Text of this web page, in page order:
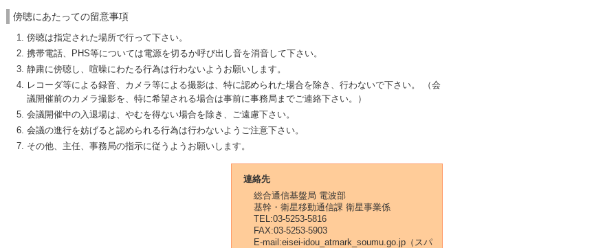
傍聴にあたっての留意事項
傍聴は指定された場所で行って下さい。
携帯電話、PHS等については電源を切るか呼び出し音を消音して下さい。
静粛に傍聴し、喧噪にわたる行為は行わないようお願いします。
レコーダ等による録音、カメラ等による撮影は、特に認められた場合を除き、行わないで下さい。 （会
議開催前のカメラ撮影を、特に希望される場合は事前に事務局までご連絡下さい。）
会議開催中の入退場は、やむを得ない場合を除き、ご遠慮下さい。
会議の進行を妨げると認められる行為は行わないようご注意下さい。
その他、主任、事務局の指示に従うようお願いします。
連絡先
総合通信基盤局 電波部
基幹・衛星移動通信課 衛星事業係
TEL:03-5253-5816
FAX:03-5253-5903
E-mail:eisei-idou_atmark_soumu.go.jp（スパ